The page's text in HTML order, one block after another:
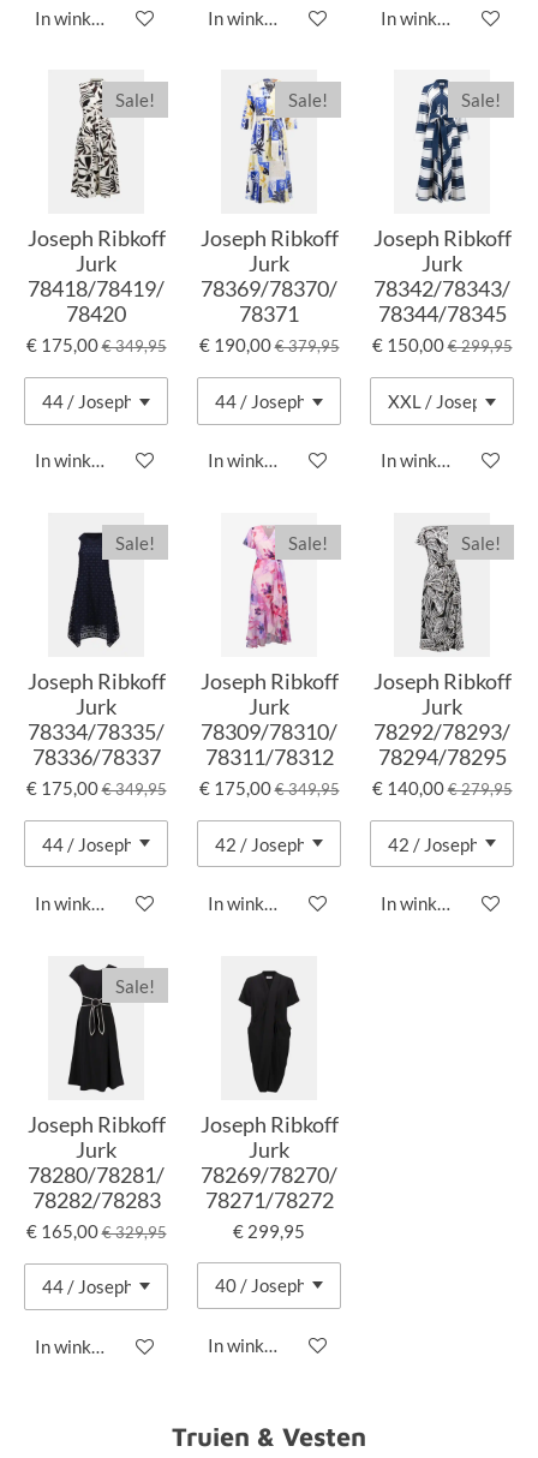
In winkelwagen In winkelwagen In winkelwagen
Sale!
Joseph Ribkoff
Jurk
78418/78419/
78420
€ 175,00€ 349,95
In winkelwagen
Sale!
Joseph Ribkoff
Jurk
78369/78370/
78371
€ 190,00€ 379,95
In winkelwagen
Sale!
Joseph Ribkoff
Jurk
78342/78343/
78344/78345
€ 150,00€ 299,95
In winkelwagen
Sale!
Joseph Ribkoff
Jurk
78334/78335/
78336/78337
€ 175,00€ 349,95
In winkelwagen
Sale!
Joseph Ribkoff
Jurk
78309/78310/
78311/78312
€ 175,00€ 349,95
In winkelwagen
Sale!
Joseph Ribkoff
Jurk
78292/78293/
78294/78295
€ 140,00€ 279,95
In winkelwagen
Sale!
Joseph Ribkoff
Jurk
78280/78281/
78282/78283
€ 165,00€ 329,95
In winkelwagen
Joseph Ribkoff
Jurk
78269/78270/
78271/78272
€ 299,95
In winkelwagen
Truien & Vesten